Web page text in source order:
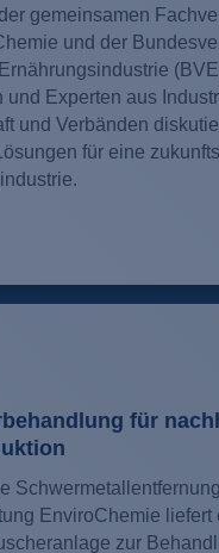
gemeinsamen
und der
und Experten aus
und Verbänden
für eine
für
EnviroChemie liefert
zur